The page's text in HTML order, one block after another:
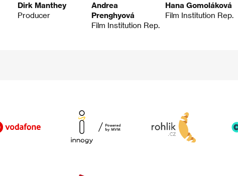
Dirk Manthey
Producer
Andrea
Prenghyová
Film Institution Rep.
Hana Gomoláková
Film Institution Rep.